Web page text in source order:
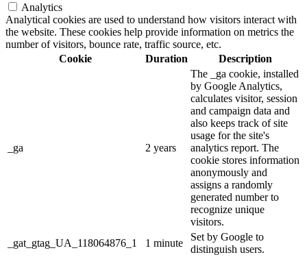
Analytics
Analytical cookies are used to understand how visitors interact with
the website. These cookies help provide information on metrics the
number of visitors, bounce rate, traffic source, etc.
Cookie
Duration Description
_ga 2 years
The _ga cookie, installed
by Google Analytics,
calculates visitor, session
and campaign data and
also keeps track of site
usage for the site's
analytics report. The
cookie stores information
anonymously and
assigns a randomly
generated number to
recognize unique
visitors.
_gat_gtag_UA_118064876_1
1 minute
Set by Google to
distinguish users.